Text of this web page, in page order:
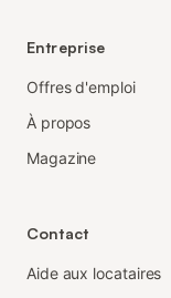
Entreprise
Offres d'emploi
À propos
Magazine
Contact
Aide aux locataires